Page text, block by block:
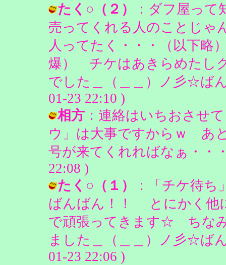
たく○（２）
：ダフ屋っ
売ってくれる人のことじゃ
人ってたく・・・（以下略
爆） チケはあきらめたし
でした＿（＿＿）ノ彡☆ば
01-23 22:10 )
相方：連絡はいちおさせ
ウ」は大事ですからｗ あ
号が来てくれればなぁ・・
22:08 )
たく○（１）
：「チケ待
ばんばん！！ とにかく他
で頑張ってきます☆ ちな
ました＿（＿＿）ノ彡☆ば
01-23 22:06 )